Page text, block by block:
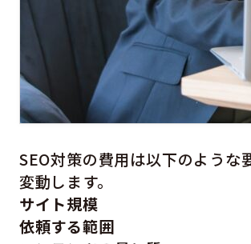
SEO対策の費用は以下のような
変動します。
サイト規模
依頼する範囲